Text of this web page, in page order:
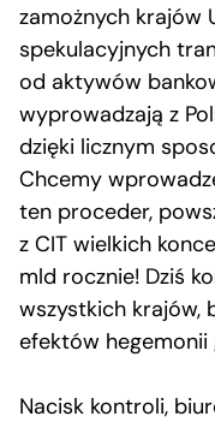
zamożnych krajów
spekulacyjnych
od aktywów
wyprowadzają z
dzięki licznym
Chcemy
ten proceder,
z CIT wielkich
mld rocznie! Dziś
wszystkich krajów,
efektów hegemonii
Nacisk kontroli,